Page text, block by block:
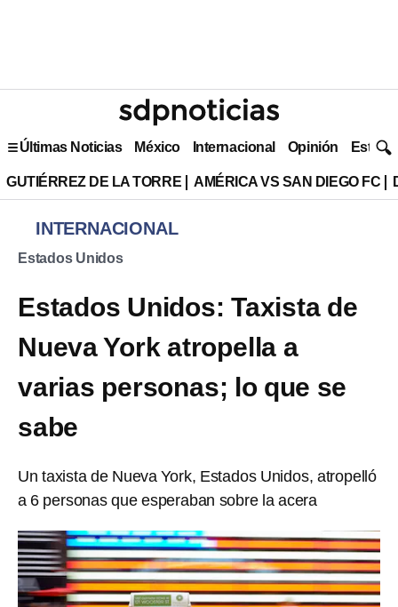
Últimas Noticias México Internacional Opinión Estilo
GUTIÉRREZ DE LA TORRE AMÉRICA VS SAN DIEGO FC
INTERNACIONAL
Estados Unidos
Estados Unidos: Taxista de
Nueva York atropella a
varias personas; lo que se
sabe
Un taxista de Nueva York, Estados Unidos, atropelló
a 6 personas que esperaban sobre la acera